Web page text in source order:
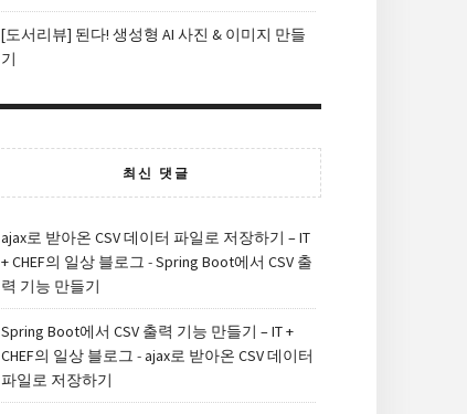
[도서리뷰] 된다! 생성형 AI 사진 & 이미지 만들
기
최신 댓글
ajax로 받아온 CSV 데이터 파일로 저장하기 – IT
+ CHEF의 일상 블로그 -Spring Boot에서 CSV 출
력 기능 만들기
Spring Boot에서 CSV 출력 기능 만들기 – IT +
CHEF의 일상 블로그 -ajax로 받아온 CSV 데이터
파일로 저장하기